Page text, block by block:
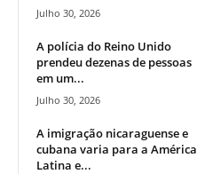
Julho 30, 2026
A polícia do Reino Unido
prendeu dezenas de pessoas
em um...
Julho 30, 2026
A imigração nicaraguense e
cubana varia para a América
Latina e...